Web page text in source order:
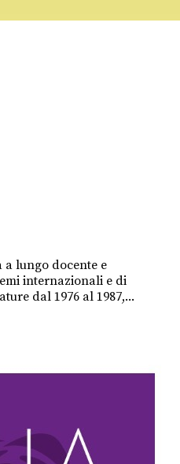
a lungo docente e
internazionali e di
dal 1976 al 1987,...